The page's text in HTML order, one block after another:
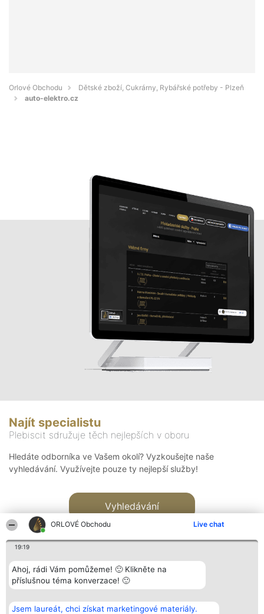
ORLOVÉ Obchodu Live chat
19:19
Ahoj, rádi Vám pomůžeme! 🙂 Klikněte na
příslušnou téma konverzace! 🙂
Jsem laureát, chci získat marketingové materiály.
Orlové Obchodu
Dětské zboží, Cukrárny, Rybářské potřeby - Plzeň
auto-elektro.cz
Najít specialistu
Plebiscit sdružuje těch nejlepších v oboru
Hledáte odborníka ve Vašem okolí? Vyzkoušejte naše
vyhledávání. Využívejte pouze ty nejlepší služby!
Vyhledávání
Bright Side Solutions sp. z o.
o. sp. k.
Vítězové
Seznam všech
Kontakt